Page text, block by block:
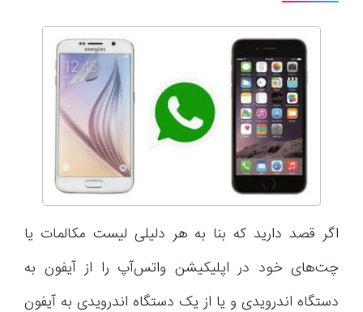
اگر قصد دارید که بنا به هر دلیلی لیست مکالمات یا
چت‌های خود در اپلیکیشن واتس‌آپ را از آیفون به
دستگاه اندرویدی و یا از یک دستگاه اندرویدی به آیفون